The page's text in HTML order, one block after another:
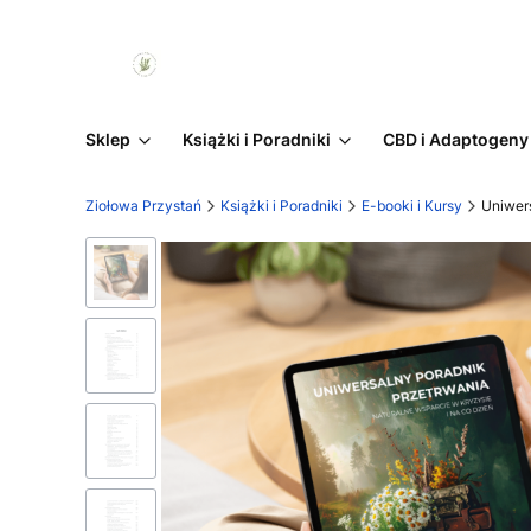
Sklep Książki i Poradniki CBD i Adaptogeny
Ziołowa Przystań Książki i Poradniki E-booki i Kursy